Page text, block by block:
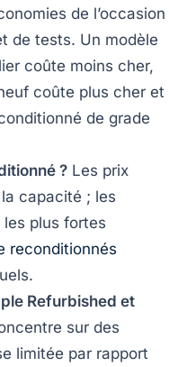
de l’occasion
de tests. Un modèle
coûte moins cher,
coûte plus cher et
de grade
? Les prix
capacité ; les
plus fortes
reconditionnés
Refurbished et
sur des
limitée par rapport